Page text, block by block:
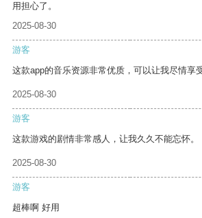
用担心了。
2025-08-30
游客
这款app的音乐资源非常优质，可以让我尽情享
2025-08-30
游客
这款游戏的剧情非常感人，让我久久不能忘怀。
2025-08-30
游客
超棒啊 好用